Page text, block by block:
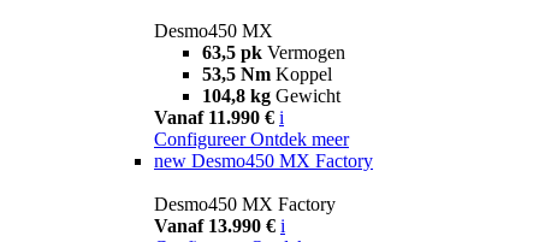
Desmo450 MX
63,5 pk Vermogen
53,5 Nm Koppel
104,8 kg Gewicht
Vanaf 11.990 € i
Configureer Ontdek meer
new Desmo450 MX Factory
Desmo450 MX Factory
Vanaf 13.990 € i